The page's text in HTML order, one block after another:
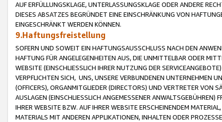
AUF ERFÜLLUNGSKLAGE, UNTERLASSUNGSKLAGE ODER ANDERE
DIESES ABSATZES BEGRÜNDET EINE EINSCHRÄNKUNG VON
EINGESCHRÄNKT WERDEN KÖNNEN.
9.Haftungsfreistellung
SOFERN UND SOWEIT EIN HAFTUNGSAUSSCHLUSS NACH DEN
HAFTUNG FÜR ANGELEGENHEITEN AUS, DIE UNMITTELBAR ODER
WEBSITE (EINSCHLIESSLICH IHRER NUTZUNG DER
VERPFLICHTEN SICH, UNS, UNSERE VERBUNDENEN UNTERNEHMEN
(OFFICERS), ORGANMITGLIEDER (DIRECTORS) UND VERTRETER VON
AUSLAGEN (EINSCHLIESSLICH ANGEMESSENER
IHRER WEBSITE BZW. AUF IHRER WEBSITE ERSCHEINENDEM
MATERIALS MIT ANDEREN APPLIKATIONEN, INHALTEN ODER